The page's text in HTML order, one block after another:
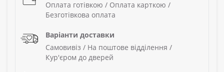
Оплата готівкою / Оплата карткою /
Безготівкова оплата
Варіанти доставки
Самовивіз / На поштове відділення /
Кур'єром до дверей